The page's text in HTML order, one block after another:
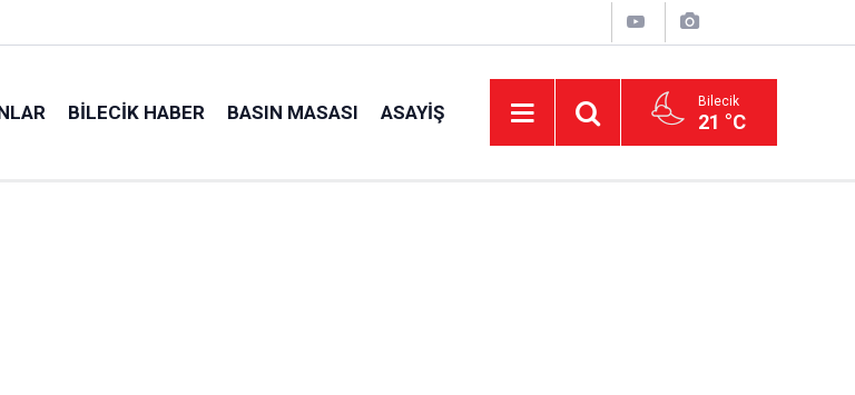
BILECIK HABER BASIN MASASI ASAYIŞ Bilecik
21 °C